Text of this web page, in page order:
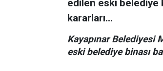
edilen eski belediye
kararları...
Kayapınar Belediyesi
eski belediye binası